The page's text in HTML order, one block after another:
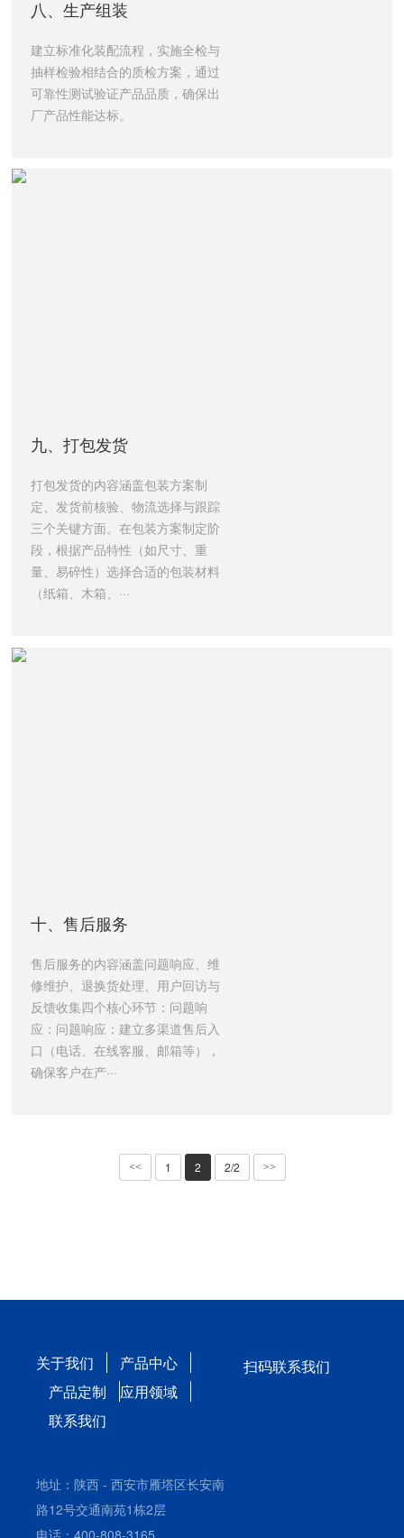
八、生产组装
建立标准化装配流程，实施全检与
抽样检验相结合的质检方案，通过
可靠性测试验证产品品质，确保出
厂产品性能达标。
九、打包发货
打包发货的内容涵盖包装方案制
定、发货前核验、物流选择与跟踪
三个关键方面。在包装方案制定阶
段，根据产品特性（如尺寸、重
量、易碎性）选择合适的包装材料
（纸箱、木箱、···
十、售后服务
售后服务的内容涵盖问题响应、维
修维护、退换货处理、用户回访与
反馈收集四个核心环节：问题响
应：问题响应：建立多渠道售后入
口（电话、在线客服、邮箱等），
确保客户在产···
<< 1 2 2/2 >>
关于我们
产品中心
产品定制
应用领域
联系我们
地址：陕西 - 西安市雁塔区长安南
路12号交通南苑1栋2层
电话：400-808-3165
扫码联系我们